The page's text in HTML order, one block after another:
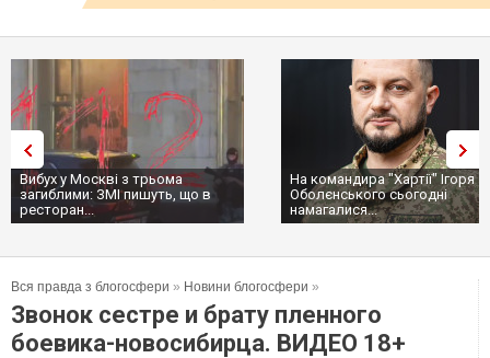
Вибух у Москві з трьома
загиблими: ЗМІ пишуть, що в
ресторан...
На командира "Хартії" Ігоря
Оболєнського сьогодні
намагалися...
Вся правда з блогосфери » Новини блогосфери »
Звонок сестре и брату пленного
боевика-новосибирца. ВИДЕО 18+